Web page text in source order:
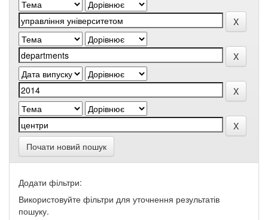
Почати новий пошук
Додати фільтри:
Використовуйте фільтри для уточнення результатів
пошуку.